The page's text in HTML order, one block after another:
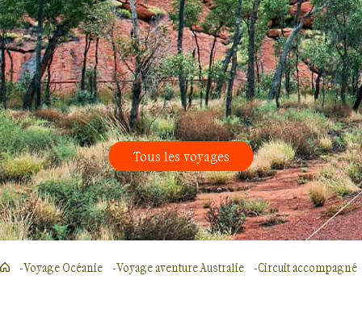
Tous les voyages
Voyage Océanie Voyage aventure Australie Circuit accompagné